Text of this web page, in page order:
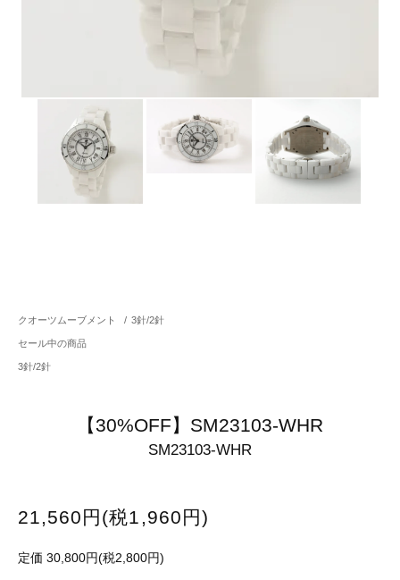
クオーツムーブメント / 3針/2針
セール中の商品
3針/2針
【30%OFF】SM23103-WHR
SM23103-WHR
21,560円(税1,960円)
定価 30,800円(税2,800円)